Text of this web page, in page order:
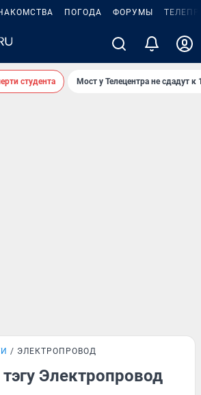
ПОГОДА ФОРУМЫ
студента Мост у Телецентра не сдадут к
ЭЛЕКТРОПРОВОД
Электропровод